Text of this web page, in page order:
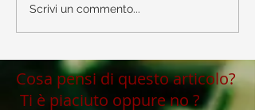
Scrivi un commento...
Cosa pensi di questo articolo?
Ti è piaciuto oppure no ?